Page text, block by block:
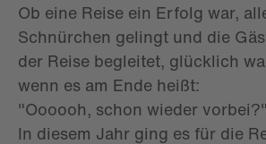
Ob eine Reise ein Erfolg war,
Schnürchen gelingt und die
der Reise begleitet, glücklich
wenn es am Ende heißt:
"Oooooh, schon wieder vorbei?"
In diesem Jahr ging es für die